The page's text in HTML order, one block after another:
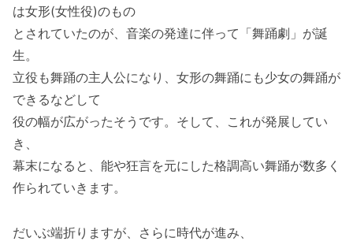
は女形(女性役)のもの
とされていたのが、音楽の発達に伴って「舞踊劇」が誕
生。
立役も舞踊の主人公になり、女形の舞踊にも少女の舞踊が
できるなどして
役の幅が広がったそうです。そして、これが発展してい
き、
幕末になると、能や狂言を元にした格調高い舞踊が数多く
作られていきます。
だいぶ端折りますが、さらに時代が進み、